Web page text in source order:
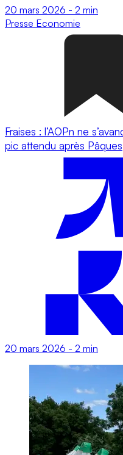
20 mars 2026 - 2 min
Presse Economie
Fraises : l’AOPn ne
pic attendu après Pâques
20 mars 2026 - 2 min